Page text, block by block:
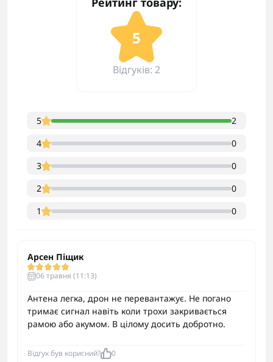
5
Відгуків: 2
5
2
4
0
3
0
2
0
1
0
Арсен Піщик
06 травня (11:13)
Антена легка, дрон не перевантажує. Не погано
тримає сигнал навіть коли трохи закривається
рамою або акумом. В цілому досить добротно.
Відгук був корисний? 0